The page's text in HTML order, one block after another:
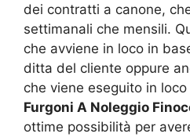
dei contratti a canone,
settimanali che mensili.
che avviene in loco in
ditta del cliente oppure
che viene eseguito in
Furgoni A Noleggio
ottime possibilità per